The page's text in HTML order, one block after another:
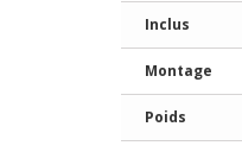
Inclus
Montage
Poids